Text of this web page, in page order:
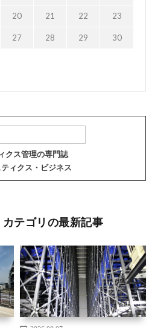
20 21 22 23
27 28 29 30
クス管理の専門誌
ィクス・ビジネス
カテゴリの最新記事